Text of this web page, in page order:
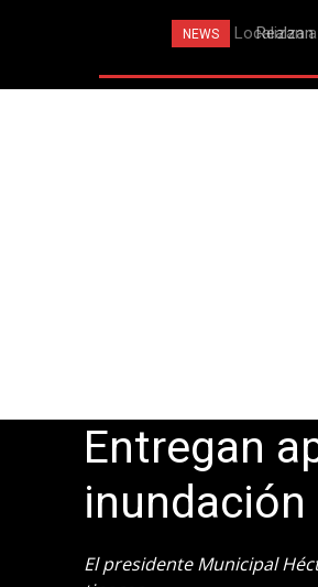
NEWS Realzan
Entregan
El presidente Municipal